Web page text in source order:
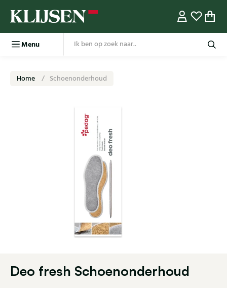
Menu
Home Schoenonderhoud
Deo fresh Schoenonderhoud